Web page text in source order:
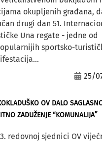
okupljenih građana,
drugi dan 51.
Una regate - jedne od
sportsko-
25/
OV DALO
ZADUŽENJE “KOMUNALIJA”
redovnoj sjednici OV